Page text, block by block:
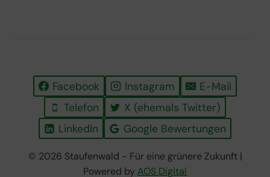
© 2026 Staufenwald - Für eine grünere Zukunft |
Powered by AOS Digital
Facebook Instagram
E-Mail
Telefon
X (ehemals Twitter)
LinkedIn
Google Bewertungen